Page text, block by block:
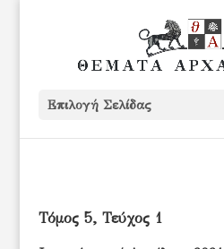
Επιλογή Σελίδας
Τόμος 5, Τεύχος 1